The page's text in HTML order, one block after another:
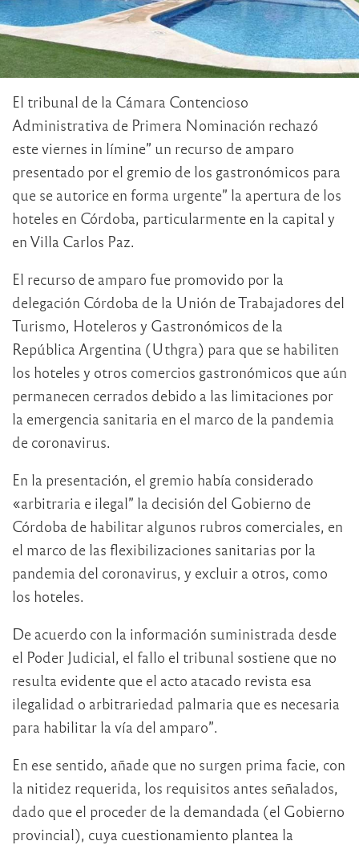
El tribunal de la Cámara Contencioso
Administrativa de Primera Nominación rechazó
este viernes in límine” un recurso de amparo
presentado por el gremio de los gastronómicos para
que se autorice en forma urgente” la apertura de los
hoteles en Córdoba, particularmente en la capital y
en Villa Carlos Paz.
El recurso de amparo fue promovido por la
delegación Córdoba de la Unión de Trabajadores del
Turismo, Hoteleros y Gastronómicos de la
República Argentina (Uthgra) para que se habiliten
los hoteles y otros comercios gastronómicos que aún
permanecen cerrados debido a las limitaciones por
la emergencia sanitaria en el marco de la pandemia
de coronavirus.
En la presentación, el gremio había considerado
«arbitraria e ilegal” la decisión del Gobierno de
Córdoba de habilitar algunos rubros comerciales, en
el marco de las flexibilizaciones sanitarias por la
pandemia del coronavirus, y excluir a otros, como
los hoteles.
De acuerdo con la información suministrada desde
el Poder Judicial, el fallo el tribunal sostiene que no
resulta evidente que el acto atacado revista esa
ilegalidad o arbitrariedad palmaria que es necesaria
para habilitar la vía del amparo”.
En ese sentido, añade que no surgen prima facie, con
la nitidez requerida, los requisitos antes señalados,
dado que el proceder de la demandada (el Gobierno
provincial), cuya cuestionamiento plantea la